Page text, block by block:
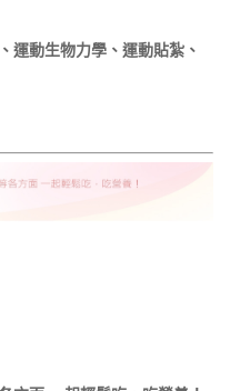
運動生物力學、運動貼紮、